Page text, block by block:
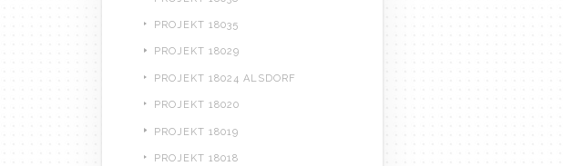
PROJEKT 18035
PROJEKT 18029
PROJEKT 18024 ALSDORF
PROJEKT 18020
PROJEKT 18019
PROJEKT 18018